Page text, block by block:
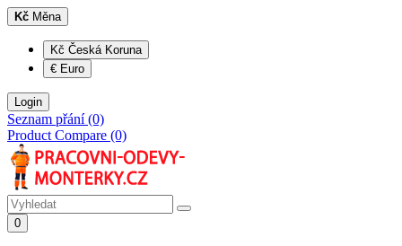
Kč Měna
Kč Česká Koruna
€ Euro
Login
Seznam přání (0)
Product Compare (0)
0